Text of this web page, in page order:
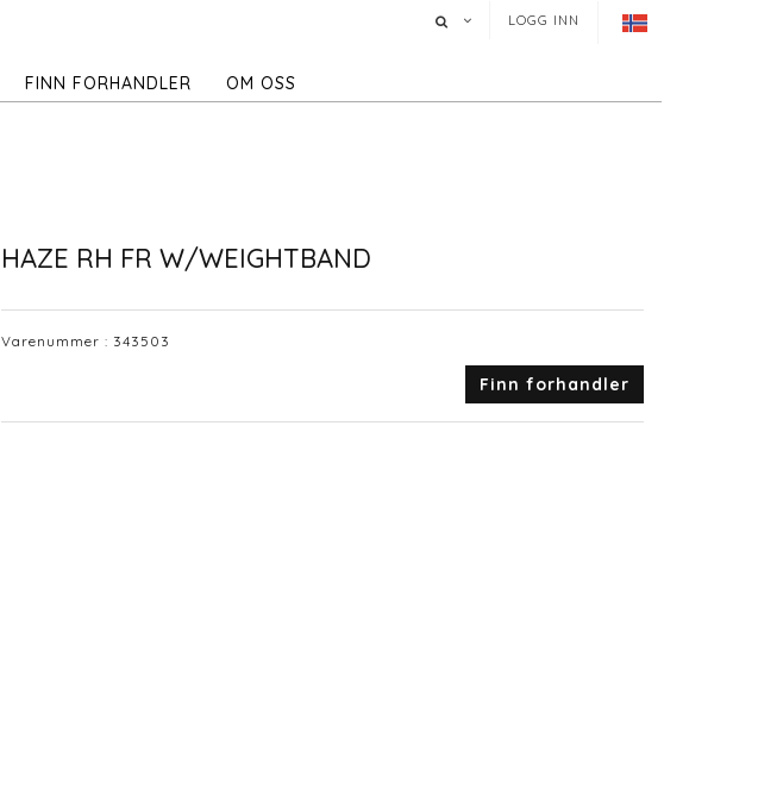
LOGG INN
FINN FORHANDLER OM OSS
HAZE RH FR W/WEIGHTBAND
Varenummer : 343503
Finn forhandler